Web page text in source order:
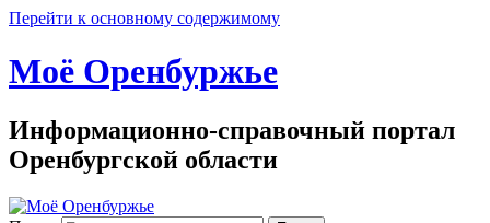
Перейти к основному содержимому
Моё Оренбуржье
Информационно-справочный портал
Оренбургской области